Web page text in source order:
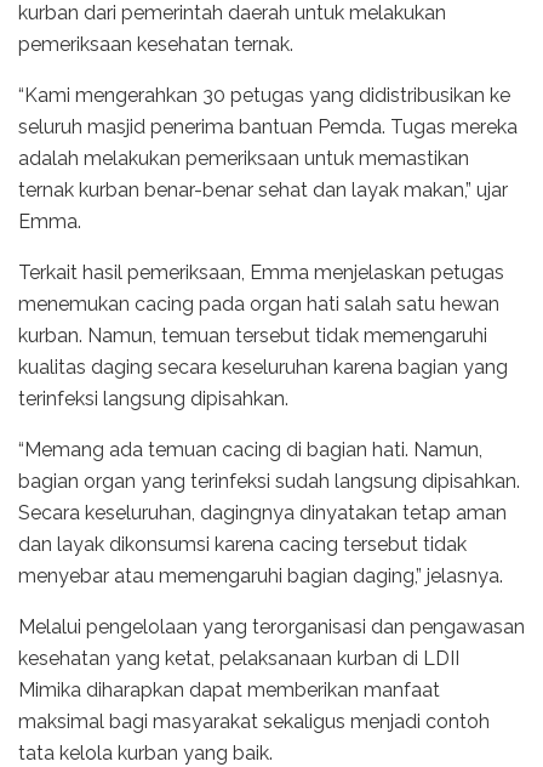
kurban dari pemerintah daerah untuk melakukan
pemeriksaan kesehatan ternak.
“Kami mengerahkan 30 petugas yang didistribusikan ke
seluruh masjid penerima bantuan Pemda. Tugas mereka
adalah melakukan pemeriksaan untuk memastikan
ternak kurban benar-benar sehat dan layak makan,” ujar
Emma.
Terkait hasil pemeriksaan, Emma menjelaskan petugas
menemukan cacing pada organ hati salah satu hewan
kurban. Namun, temuan tersebut tidak memengaruhi
kualitas daging secara keseluruhan karena bagian yang
terinfeksi langsung dipisahkan.
“Memang ada temuan cacing di bagian hati. Namun,
bagian organ yang terinfeksi sudah langsung dipisahkan.
Secara keseluruhan, dagingnya dinyatakan tetap aman
dan layak dikonsumsi karena cacing tersebut tidak
menyebar atau memengaruhi bagian daging,” jelasnya.
Melalui pengelolaan yang terorganisasi dan pengawasan
kesehatan yang ketat, pelaksanaan kurban di LDII
Mimika diharapkan dapat memberikan manfaat
maksimal bagi masyarakat sekaligus menjadi contoh
tata kelola kurban yang baik.